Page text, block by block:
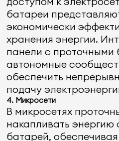
батареи
экономически
хранения энергии.
панели с проточными
автономные
обеспечить
подачу
4. Микросети
В микросетях
накапливать энергию
батарей,